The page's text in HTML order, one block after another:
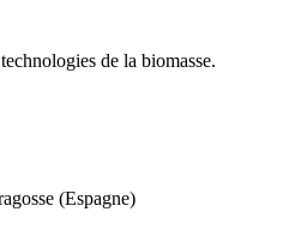
de la biomasse.
(Espagne)